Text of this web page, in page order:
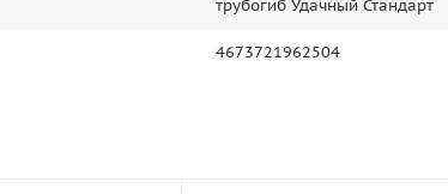
трубогиб Удачный Стандарт
4673721962504